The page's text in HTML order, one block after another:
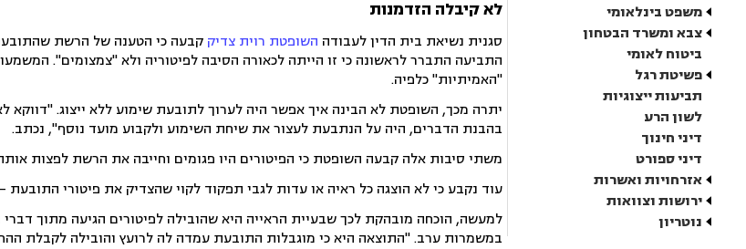
משפט בינלאומי
צבא ומשרד הבטחון
ביטוח לאומי
פשיטת רגל
תביעות ייצוגיות
לשון הרע
דיני חינוך
דיני ספורט
אזרחויות ואשרות
ירושות וצוואות
נוטריון
לא קיבלה הזדמנות
סגנית נשיאת בית הדין לעבודה השופטת רוית צדיק קבעה כי הטענה של הרשת
התביעה התברר לראשונה כי זו הייתה לכאורה הסיבה לפיטוריה ולא "צמצומים".
"האמיתיות" כלפיה.
יתרה מכך, השופטת לא הבינה איך אפשר היה לערוך לתובעת שימוע ללא ייצוג. "דווקא
בהבנת הדברים, היה על הנתבעת לעצור את שיחת השימוע ולקבוע מועד נוסף", נכתב.
משתי סיבות אלה קבעה השופטת כי הפיטורים היו פגומים וחייבה את הרשת לפצות אותה ב-30 אלף
עוד נקבע כי לא הוצגה כל ראיה או עדות לגבי תפקוד לקוי שהצדיק את פיטורי
למעשה, הוכחה מובהקת לכך שבעיית הראייה היא שהובילה לפיטורים הגיעה מתוך
במשמרות ערב. "התוצאה היא כי מוגבלות התובעת עמדה לה לרועץ והובילה לקבלת